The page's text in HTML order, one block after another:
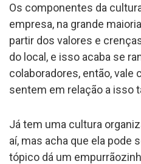
Os componentes da
empresa, na grande
partir dos valores e
do local, e isso acaba se
colaboradores, então,
sentem em relação a isso
Já tem uma cultura
aí, mas acha que ela pode
tópico dá um